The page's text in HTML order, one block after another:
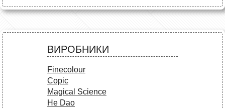
ВИРОБНИКИ
Finecolour
Copic
Magical Science
He Dao